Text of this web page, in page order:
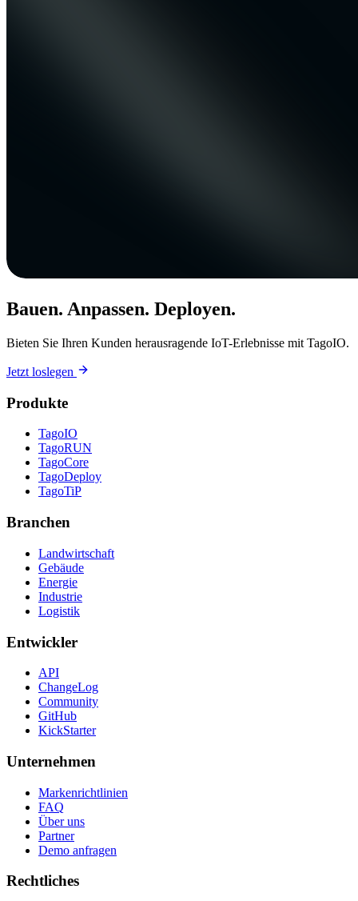
Bauen. Anpassen. Deployen.
Bieten Sie Ihren Kunden herausragende IoT-Erlebnisse mit TagoIO.
Jetzt loslegen
Produkte
TagoIO
TagoRUN
TagoCore
TagoDeploy
TagoTiP
Branchen
Landwirtschaft
Gebäude
Energie
Industrie
Logistik
Entwickler
API
ChangeLog
Community
GitHub
KickStarter
Unternehmen
Markenrichtlinien
FAQ
Über uns
Partner
Demo anfragen
Rechtliches